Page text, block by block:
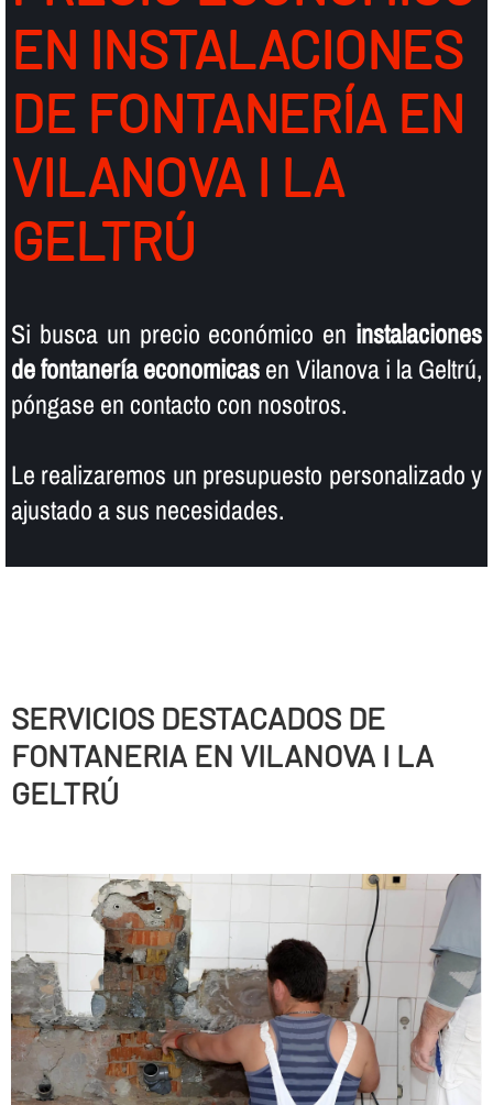
EN INSTALACIONES
DE FONTANERÍ­A EN
VILANOVA I LA
GELTRÚ
Si busca un precio económico en instalaciones
de fontanerí­a economicasen Vilanova i la Geltrú,
póngase en contacto con nosotros.
Le realizaremos un presupuesto personalizado y
ajustado a sus necesidades.
SERVICIOS DESTACADOS DE
FONTANERIA EN VILANOVA I LA
GELTRÚ